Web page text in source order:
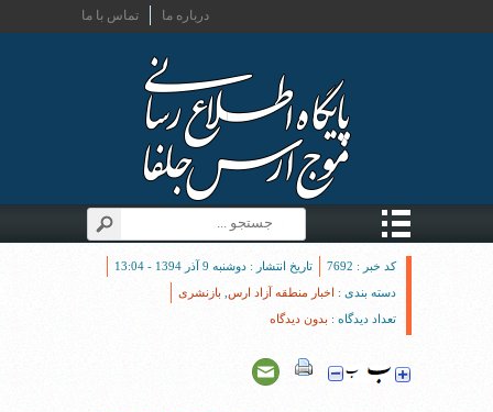
تماس با ما درباره ما
کد خبر : 7692
تاریخ انتشار : دوشنبه 9 آذر 1394 - 13:04
دسته بندی : اخبار منطقه آزاد ارس
بازنشری
تعداد دیدگاه : بدون دیدگاه